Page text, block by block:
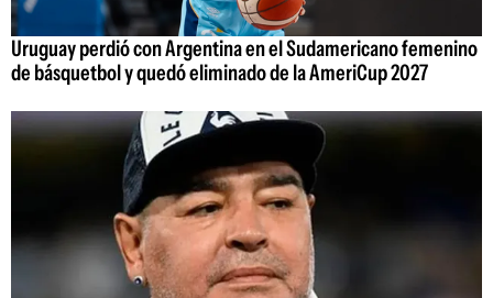
Uruguay perdió con Argentina en el Sudamericano femenino
de básquetbol y quedó eliminado de la AmeriCup 2027